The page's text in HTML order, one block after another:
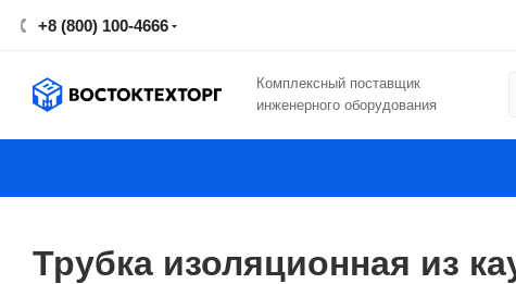
+8 (800) 100-4666
Комплексный поставщик
инженерного оборудования
Трубка изоляционная из